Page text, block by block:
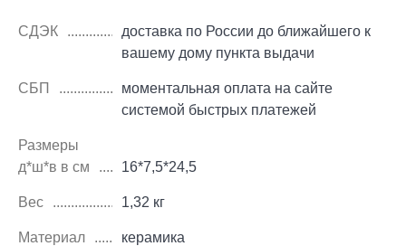
СДЭК
доставка по России до ближайшего к
вашему дому пункта выдачи
СБП
моментальная оплата на сайте
системой быстрых платежей
Размеры
д*ш*в в см
16*7,5*24,5
Вес 1,32 кг
Материал керамика